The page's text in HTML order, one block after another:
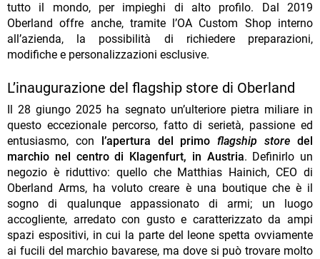
tutto il mondo, per impieghi di alto profilo. Dal 2019
Oberland offre anche, tramite l’OA Custom Shop interno
all’azienda, la possibilità di richiedere preparazioni,
modifiche e personalizzazioni esclusive.
L’inaugurazione del flagship store di Oberland
Il 28 giungo 2025 ha segnato un’ulteriore pietra miliare in
questo eccezionale percorso, fatto di serietà, passione ed
entusiasmo, con
l’apertura del primoflagship store del
marchio nel centro di Klagenfurt, in Austria. Definirlo un
negozio è riduttivo: quello che Matthias Hainich, CEO di
Oberland Arms, ha voluto creare è una boutique che è il
sogno di qualunque appassionato di armi; un luogo
accogliente, arredato con gusto e caratterizzato da ampi
spazi espositivi, in cui la parte del leone spetta ovviamente
ai fucili del marchio bavarese, ma dove si può trovare molto